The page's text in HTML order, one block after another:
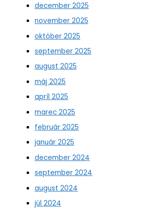
december 2025
november 2025
október 2025
september 2025
august 2025
máj 2025
apríl 2025
marec 2025
február 2025
január 2025
december 2024
september 2024
august 2024
júl 2024